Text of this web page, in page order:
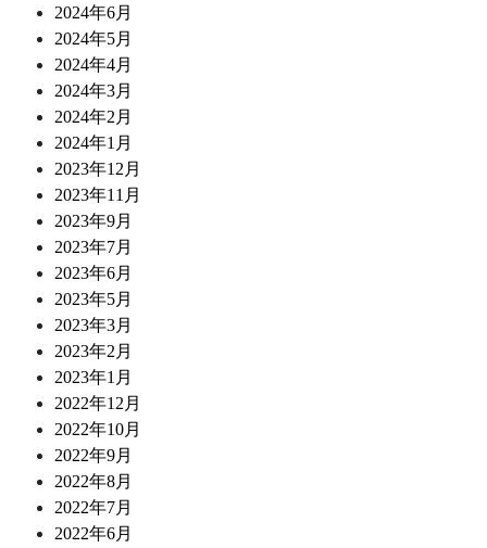
2024年6月
2024年5月
2024年4月
2024年3月
2024年2月
2024年1月
2023年12月
2023年11月
2023年9月
2023年7月
2023年6月
2023年5月
2023年3月
2023年2月
2023年1月
2022年12月
2022年10月
2022年9月
2022年8月
2022年7月
2022年6月